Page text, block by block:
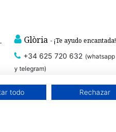
Glòria - ¡Te ayudo encantada!
+34 625 720 632 (whatsapp
y telegram)
todo Rechazar